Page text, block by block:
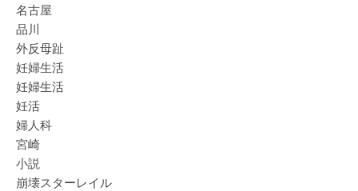
名古屋
品川
外反母趾
妊婦生活
妊婦生活
妊活
婦人科
宮崎
小説
崩壊スターレイル